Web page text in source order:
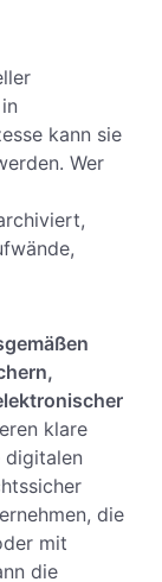
kann sie
Wer
klare
digitalen
die
mit
die